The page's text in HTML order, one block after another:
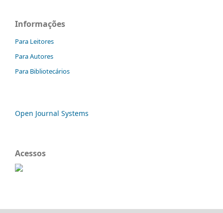
Informações
Para Leitores
Para Autores
Para Bibliotecários
Open Journal Systems
Acessos